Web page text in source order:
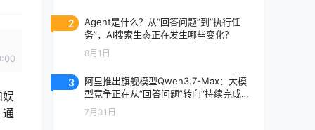
娱
通
2
Agent是什么？从“回答问题”到“执行任
务”，AI搜索生态正在发生哪些变化？
8月1日
3
阿里推出旗舰模型Qwen3.7-Max：大模
型竞争正在从“回答问题”转向“持续完成任
务”
7月31日